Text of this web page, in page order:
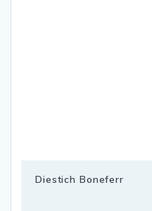
Diestich Boneferr